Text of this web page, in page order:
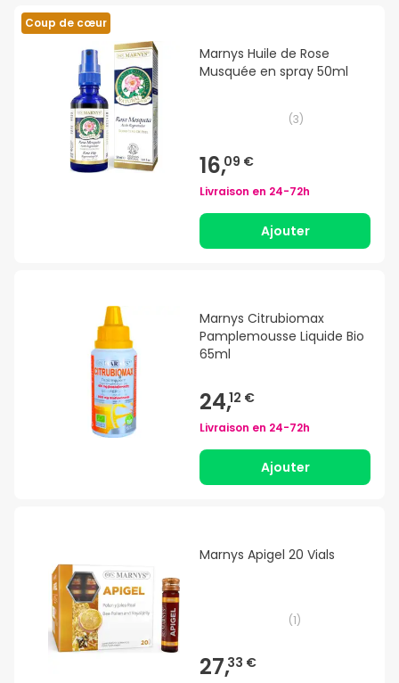
Coup de cœur
Marnys Huile de Rose
Musquée en spray 50ml
(3)
16,09 €
Livraison en 24-72h
Ajouter
Marnys Citrubiomax
Pamplemousse Liquide Bio
65ml
24,12 €
Livraison en 24-72h
Ajouter
Marnys Apigel 20 Vials
(1)
27,33 €